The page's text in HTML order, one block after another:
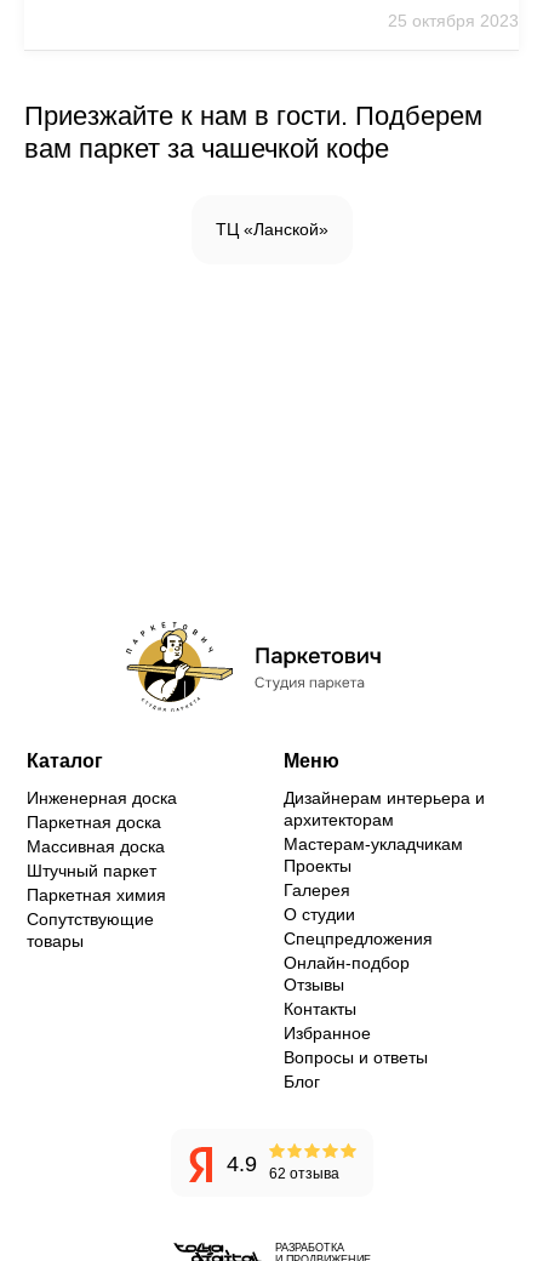
25 октября 2023
Приезжайте к нам в гости. Подберем
вам паркет за чашечкой кофе
ТЦ «Ланской»
Каталог
Инженерная доска
Паркетная доска
Массивная доска
Штучный паркет
Паркетная химия
Сопутствующие
товары
Меню
Дизайнерам интерьера и
архитекторам
Мастерам-укладчикам
Проекты
Галерея
О студии
Спецпредложения
Онлайн-подбор
Отзывы
Контакты
Избранное
Вопросы и ответы
Блог
4.9 62 отзыва
РАЗРАБОТКА